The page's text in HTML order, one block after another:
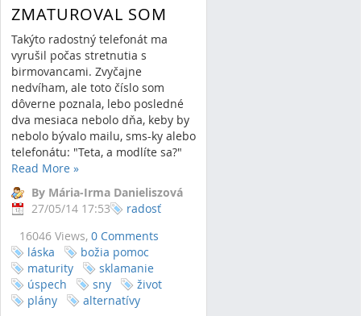
ZMATUROVAL SOM
Takýto radostný telefonát ma
vyrušil počas stretnutia s
birmovancami. Zvyčajne
nedvíham, ale toto číslo som
dôverne poznala, lebo posledné
dva mesiaca nebolo dňa, keby by
nebolo bývalo mailu, sms-ky alebo
telefonátu: "Teta, a modlíte sa?"
Read More »
By Mária-Irma Danieliszová
27/05/14 17:53
16046 Views, 0 Comments
radosť
láska
božia pomoc
maturity
sklamanie
úspech
sny
život
plány
alternatívy